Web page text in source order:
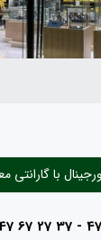
با گارانتی